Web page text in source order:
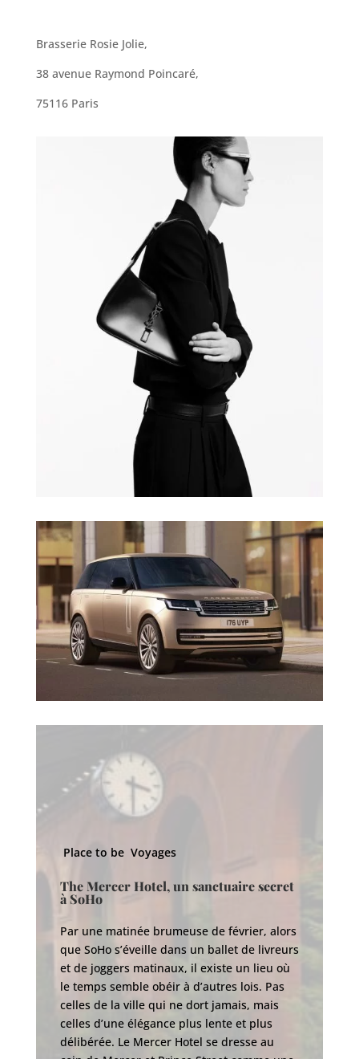
Brasserie Rosie Jolie,
38 avenue Raymond Poincaré,
75116 Paris
Place to be Voyages
The Mercer Hotel, un sanctuaire secret
à SoHo
Par une matinée brumeuse de février, alors
que SoHo s’éveille dans un ballet de livreurs
et de joggers matinaux, il existe un lieu où
le temps semble obéir à d’autres lois. Pas
celles de la ville qui ne dort jamais, mais
celles d’une élégance plus lente et plus
délibérée. Le Mercer Hotel se dresse au